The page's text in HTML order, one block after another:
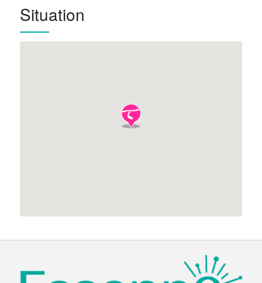
Situation